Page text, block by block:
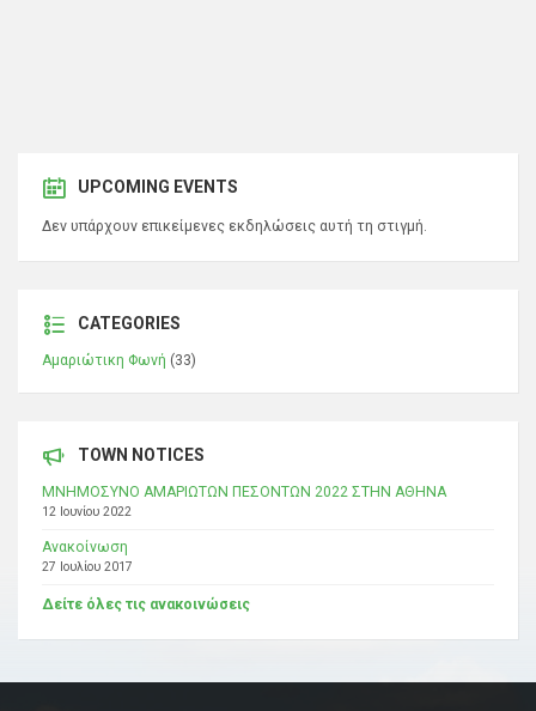
UPCOMING EVENTS
Δεν υπάρχουν επικείμενες εκδηλώσεις αυτή τη στιγμή.
CATEGORIES
Αμαριώτικη Φωνή (33)
TOWN NOTICES
ΜΝΗΜΟΣΥΝΟ ΑΜΑΡΙΩΤΩΝ ΠΕΣΟΝΤΩΝ 2022 ΣΤΗΝ ΑΘΗΝΑ
12 Ιουνίου 2022
Ανακοίνωση
27 Ιουλίου 2017
Δείτε όλες τις ανακοινώσεις